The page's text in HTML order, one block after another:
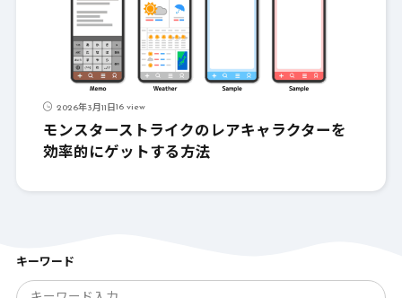
2026年3月11日16 view
モンスターストライクのレアキャラクターを
効率的にゲットする方法
キーワード